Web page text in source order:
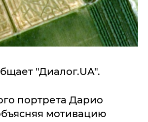
"Диалог.UA".
портрета Дарио
мотивацию